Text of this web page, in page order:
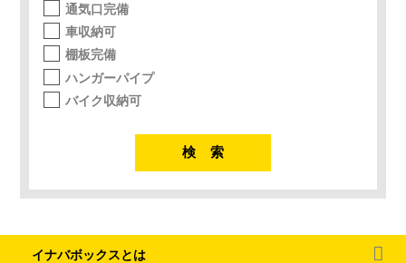
通気口完備
車収納可
棚板完備
ハンガーパイプ
バイク収納可
イナバボックスとは